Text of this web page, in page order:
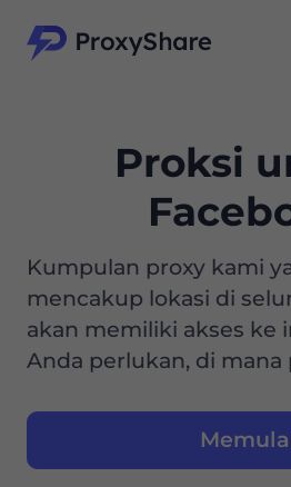
Proksi
Kumpulan proxy kami
mencakup lokasi di
akan memiliki akses ke
Anda perlukan, di mana